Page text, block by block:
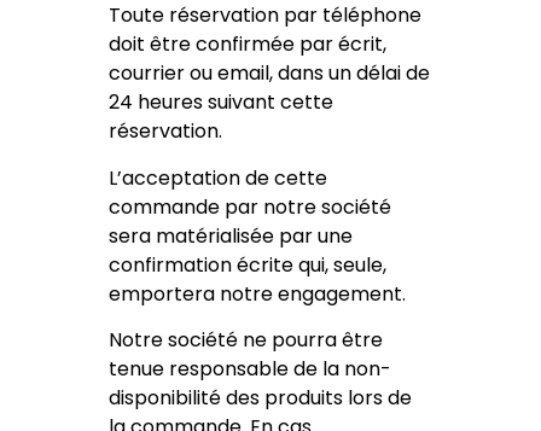
Toute réservation par téléphone
doit être confirmée par écrit,
courrier ou email, dans un délai de
24 heures suivant cette
réservation.
L’acceptation de cette
commande par notre société
sera matérialisée par une
confirmation écrite qui, seule,
emportera notre engagement.
Notre société ne pourra être
tenue responsable de la non-
disponibilité des produits lors de